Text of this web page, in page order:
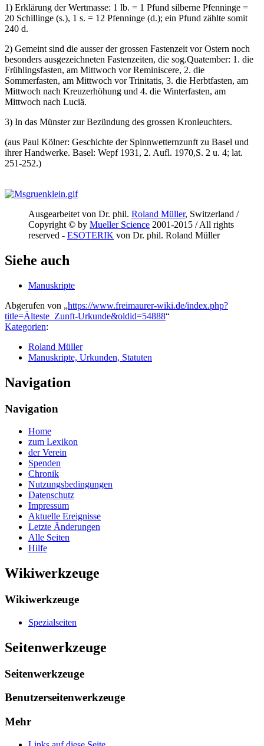
1) Erklärung der Wertmasse: 1 lb. = 1 Pfund silberne Pfenninge =
20 Schillinge (s.), 1 s. = 12 Pfenninge (d.); ein Pfund zählte somit
240 d.
2) Gemeint sind die ausser der grossen Fastenzeit vor Ostern noch
besonders ausgezeichneten Fastenzeiten, die sog.Quatember: 1. die
Frühlingsfasten, am Mittwoch vor Reminiscere, 2. die
Sommerfasten, am Mittwoch vor Trinitatis, 3. die Herbtfasten, am
Mittwoch nach Kreuzerhöhung und 4. die Winterfasten, am
Mittwoch nach Luciä.
3) In das Münster zur Bezündung des grossen Kronleuchters.
(aus Paul Kölner: Geschichte der Spinnwetternzunft zu Basel und
ihrer Handwerke. Basel: Wepf 1931, 2. Aufl. 1970,S. 2 u. 4; lat.
251-252.)
Ausgearbeitet von Dr. phil. Roland Müller, Switzerland /
Copyright © by Mueller Science 2001-2015 / All rights
reserved - ESOTERIK von Dr. phil. Roland Müller
Siehe auch
Manuskripte
Abgerufen von „https://www.freimaurer-wiki.de/index.php?
title=Älteste_Zunft-Urkunde&oldid=54888“
Kategorien:
Roland Müller
Manuskripte, Urkunden, Statuten
Navigation
Navigation
Home
zum Lexikon
der Verein
Spenden
Chronik
Nutzungsbedingungen
Datenschutz
Impressum
Aktuelle Ereignisse
Letzte Änderungen
Alle Seiten
Hilfe
Wikiwerkzeuge
Wikiwerkzeuge
Spezialseiten
Seitenwerkzeuge
Seitenwerkzeuge
Benutzerseitenwerkzeuge
Mehr